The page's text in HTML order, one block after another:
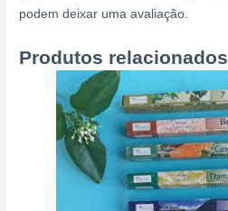
podem deixar uma avaliação.
Produtos relacionados